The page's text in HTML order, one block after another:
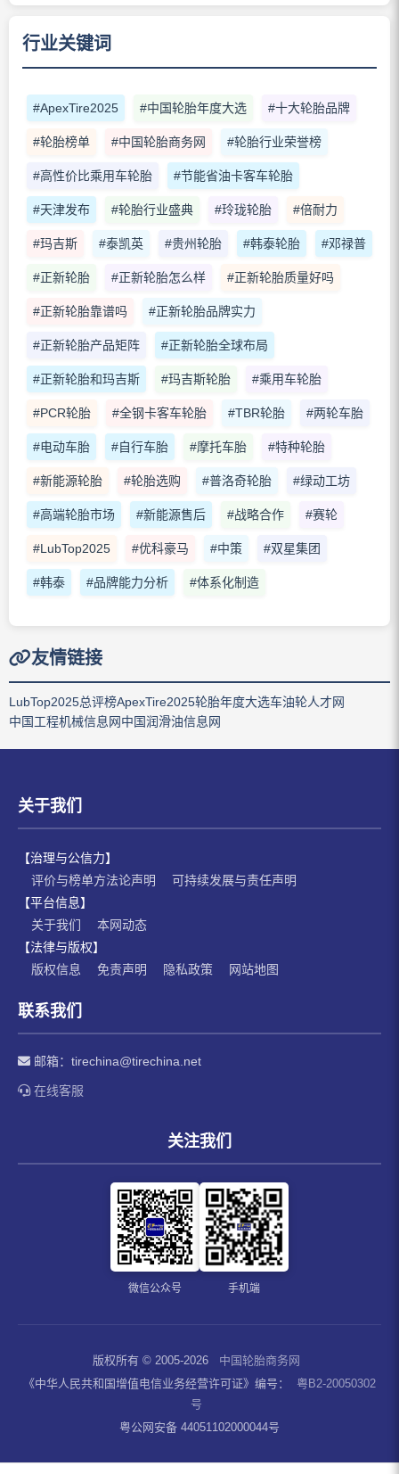
行业关键词
#ApexTire2025 #中国轮胎年度大选 #十大轮胎品牌
#轮胎榜单 #中国轮胎商务网 #轮胎行业荣誉榜
#高性价比乘用车轮胎 #节能省油卡客车轮胎
#天津发布 #轮胎行业盛典 #玲珑轮胎 #倍耐力
#玛吉斯 #泰凯英 #贵州轮胎 #韩泰轮胎 #邓禄普
#正新轮胎 #正新轮胎怎么样 #正新轮胎质量好吗
#正新轮胎靠谱吗 #正新轮胎品牌实力
#正新轮胎产品矩阵 #正新轮胎全球布局
#正新轮胎和玛吉斯 #玛吉斯轮胎 #乘用车轮胎
#PCR轮胎 #全钢卡客车轮胎 #TBR轮胎 #两轮车胎
#电动车胎 #自行车胎 #摩托车胎 #特种轮胎
#新能源轮胎 #轮胎选购 #普洛奇轮胎 #绿动工坊
#高端轮胎市场 #新能源售后 #战略合作 #赛轮
#LubTop2025 #优科豪马 #中策 #双星集团
#韩泰 #品牌能力分析 #体系化制造
友情链接
LubTop2025总评榜ApexTire2025轮胎年度大选车油轮人才网
中国工程机械信息网中国润滑油信息网
关于我们
【治理与公信力】
评价与榜单方法论声明
可持续发展与责任声明
【平台信息】
关于我们
本网动态
【法律与版权】
版权信息
免责声明 隐私政策 网站地图
联系我们
邮箱： tirechina@tirechina.net
在线客服
关注我们
微信公众号 手机端
版权所有 © 2005-2026
中国轮胎商务网
《中华人民共和国增值电信业务经营许可证》编号：
粤B2-20050302
号
粤公网安备 44051102000044号